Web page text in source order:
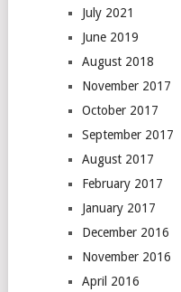
July 2021
June 2019
August 2018
November 2017
October 2017
September 2017
August 2017
February 2017
January 2017
December 2016
November 2016
April 2016